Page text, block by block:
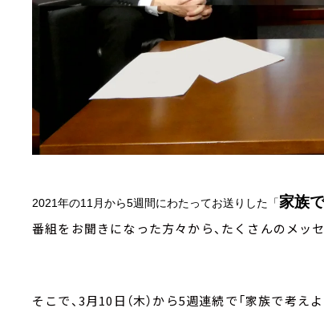
2021年の11 月から5週間にわたってお送りした「家族
番組をお聞きになった方々から、たくさんのメッ
そこで、3月10日（木）から5週連続で「家族で考え